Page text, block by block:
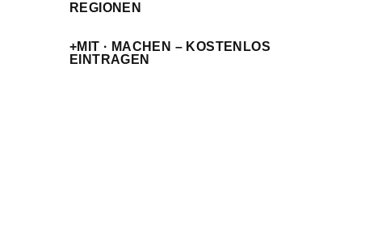
REGIONEN
+MIT · MACHEN – KOSTENLOS
EINTRAGEN